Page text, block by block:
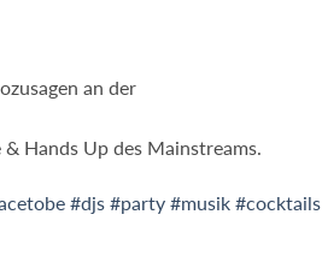
an der
Hands Up des Mainstreams.
#djs #party #musik #cocktails